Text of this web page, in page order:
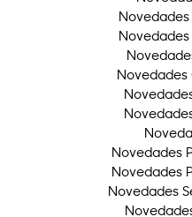
Novedades
Novedades
Novedades